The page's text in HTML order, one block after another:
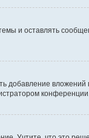
и оставлять
добавление
конференции.